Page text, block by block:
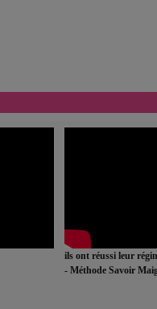
ils ont réussi leur
- Méthode Savoir